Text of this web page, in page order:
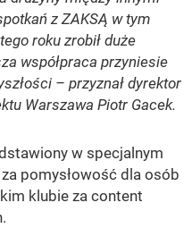
z ZAKSĄ w tym
roku zrobił duże
współpraca przyniesie
– przyznał dyrektor
Warszawa Piotr Gacek.
w specjalnym
pomysłowość dla osób
klubie za content